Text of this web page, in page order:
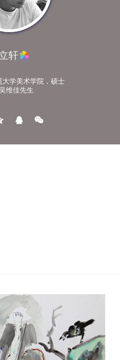
轩
大学美术学院，硕士
维佳先生